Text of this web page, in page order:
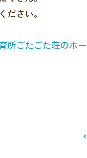
ださい。
所ごたごた荘のホ